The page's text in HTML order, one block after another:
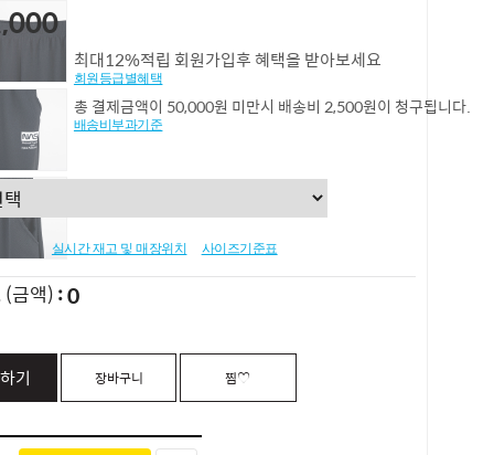
최대12%적립 회원가입후 혜택을 받아보세요
회원등급별혜택
총 결제금액이 50,000원 미만시 배송비 2,500원이 청구됩니다.
배송비부과기준
실시간 재고 및 매장위치 사이즈기준표
(금액) 0
기 장바구니 찜♡